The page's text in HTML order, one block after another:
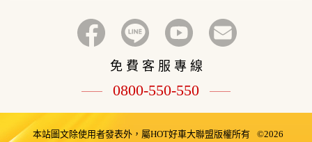
免 費 客 服 專 線
0800-550-550
本站圖文除使用者發表外，屬HOT好車大聯盟版權所有
©2026